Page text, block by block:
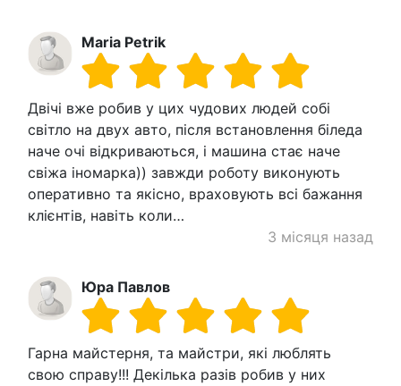
Maria Petrik
Двічі вже робив у цих чудових людей собі
світло на двух авто, після встановлення біледа
наче очі відкриваються, і машина стає наче
свіжа іномарка)) завжди роботу виконують
оперативно та якісно, враховують всі бажання
клієнтів, навіть коли…
3 місяця назад
Юра Павлов
Гарна майстерня, та майстри, які люблять
свою справу!!! Декілька разів робив у них